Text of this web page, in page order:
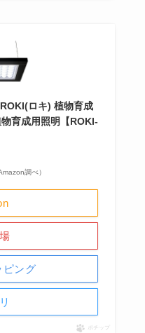
ロキ) 植物育成
育成用照明【ROKI‐
調べ）
ピング
ポチップ